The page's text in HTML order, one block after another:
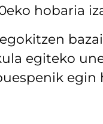
hobaria
egiteko